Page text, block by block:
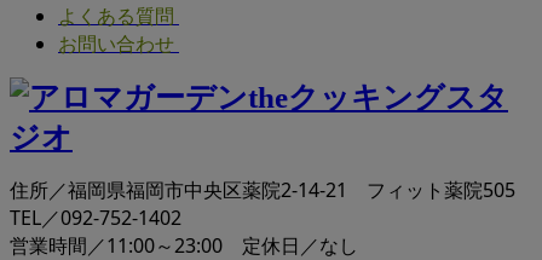
よくある質問
お問い合わせ
住所／福岡県福岡市中央区薬院2-14-21 フィット薬院505
TEL／092-752-1402
営業時間／11:00～23:00 定休日／なし